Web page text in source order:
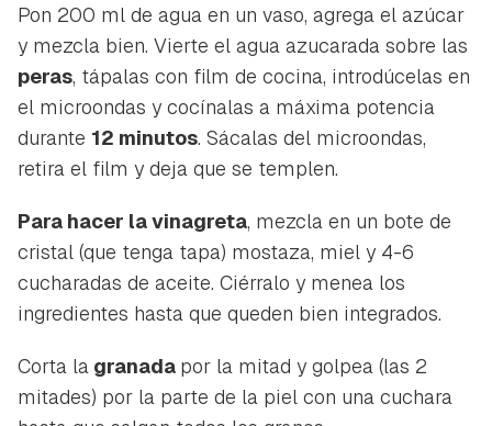
Pon 200 ml de agua en un vaso, agrega el azúcar
y mezcla bien. Vierte el agua azucarada sobre las
peras, tápalas con film de cocina, introdúcelas en
el microondas y cocínalas a máxima potencia
durante 12 minutos. Sácalas del microondas,
retira el film y deja que se templen.
Para hacer la vinagreta, mezcla en un bote de
cristal (que tenga tapa) mostaza, miel y 4-6
cucharadas de aceite. Ciérralo y menea los
ingredientes hasta que queden bien integrados.
Corta la granada por la mitad y golpea (las 2
mitades) por la parte de la piel con una cuchara